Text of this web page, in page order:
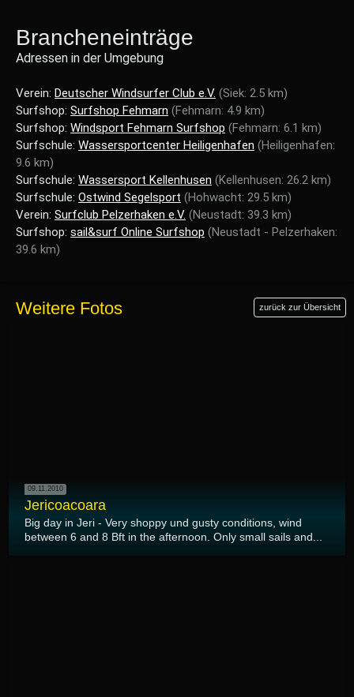
Brancheneinträge
Adressen in der Umgebung
Verein: Deutscher Windsurfer Club e.V. (Siek: 2.5 km)
Surfshop: Surfshop Fehmarn (Fehmarn: 4.9 km)
Surfshop: Windsport Fehmarn Surfshop (Fehmarn: 6.1 km)
Surfschule: Wassersportcenter Heiligenhafen (Heiligenhafen:
9.6 km)
Surfschule: Wassersport Kellenhusen (Kellenhusen: 26.2 km)
Surfschule: Ostwind Segelsport (Hohwacht: 29.5 km)
Verein: Surfclub Pelzerhaken e.V. (Neustadt: 39.3 km)
Surfshop: sail&surf Online Surfshop (Neustadt - Pelzerhaken:
39.6 km)
Weitere Fotos zurück zur Übersicht
09.11.2010
Jericoacoara
Big day in Jeri - Very shoppy und gusty conditions, wind
between 6 and 8 Bft in the afternoon. Only small sails and...